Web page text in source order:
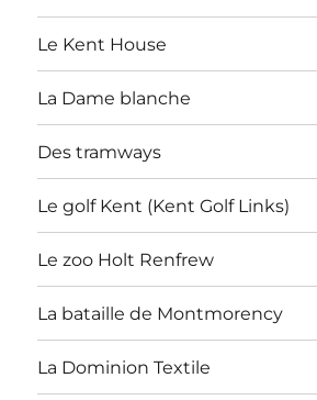
Le Kent House
La Dame blanche
Des tramways
Le golf Kent (Kent Golf Links)
Le zoo Holt Renfrew
La bataille de Montmorency
La Dominion Textile